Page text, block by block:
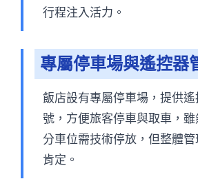
行程注入活力。
專屬停車場與遙控器
飯店設有專屬停車場，提供
號，方便旅客停車與取車，
分車位需技術停放，但整體
肯定。